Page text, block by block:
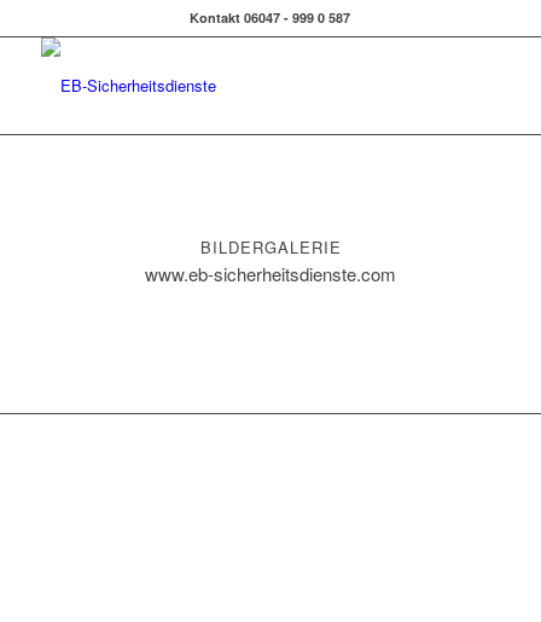
Kontakt 06047 - 999 0 587
BILDERGALERIE
www.eb-sicherheitsdienste.com